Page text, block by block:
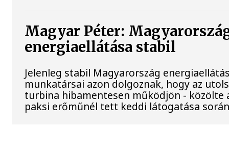
Magyar Péter:
energiaellátása stabil
Jelenleg stabil Magyarország
munkatársai azon dolgoznak, hogy az
turbina hibamentesen működjön - közölte
paksi erőműnél tett keddi látogatása